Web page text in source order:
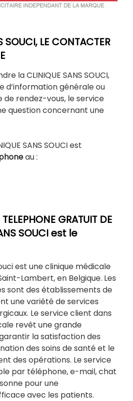
SOUCI, LE CONTACTER
la CLINIQUE SANS SOUCI,
d’information générale ou
de rendez-vous, le service
question concernant une
SANS SOUCI est
au :
GRATUIT DE
SOUCI est le
est une clinique médicale
Lambert, en Belgique. Les
sont des établissements de
une variété de services
Le service client dans
revêt une grande
la satisfaction des
des soins de santé et le
des opérations. Le service
par téléphone, e-mail, chat
pour une
avec les patients.